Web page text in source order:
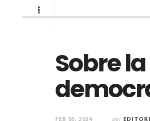
Sobre
FEB 05, 2024 por